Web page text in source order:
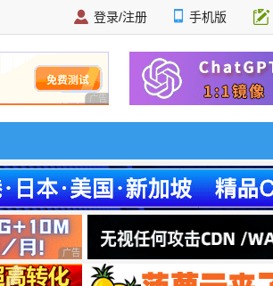
登录/注册 手机版
广告 商业广告，理性选择
广告 商业广告，理性选择